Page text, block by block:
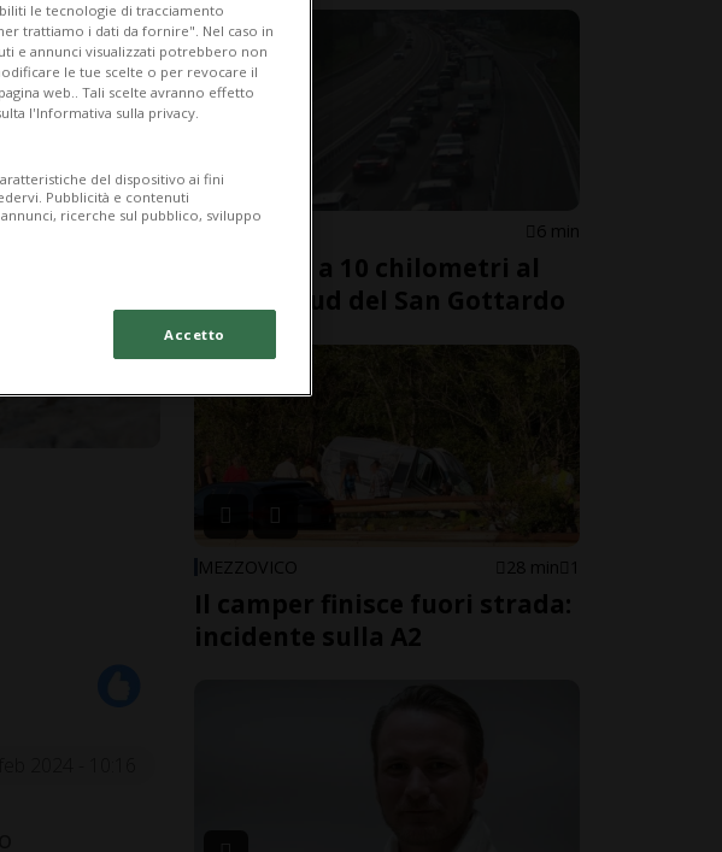
AIROLO 6 min
Code fino a 10 chilometri al
portale sud del San Gottardo
MEZZOVICO 28 min 1
Il camper finisce fuori strada:
incidente sulla A2
le tecnologie di tracciamento
trattiamo i dati da fornire". Nel caso in
e annunci visualizzati potrebbero non
le tue scelte o per revocare il
web.. Tali scelte avranno effetto
l'Informativa sulla privacy.
del dispositivo ai fini
Pubblicità e contenuti
ricerche sul pubblico, sviluppo
Accetto